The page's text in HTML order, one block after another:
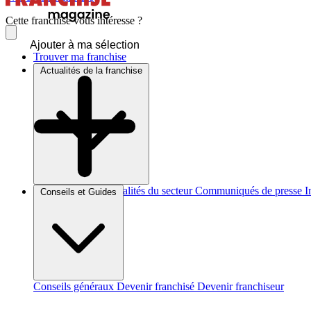
Trouver ma franchise
Actualités de la franchise
Brèves et actus Actualités du secteur Communiqués de presse
Conseils et Guides
Conseils généraux Devenir franchisé Devenir franchiseur
Cette franchise vous intéresse ?
Ajouter à ma sélection